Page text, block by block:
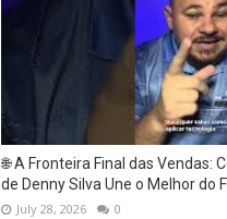
🌐 A Fronteira Final das Vendas:
de Denny Silva Une o Melhor do
July 28, 2026 0